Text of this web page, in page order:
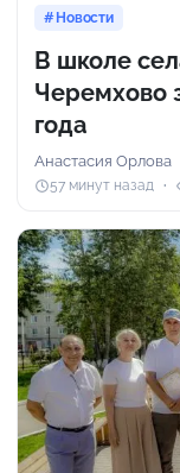
Новости
В школе
Черемхово
года
Анастасия Орлова
57 минут назад